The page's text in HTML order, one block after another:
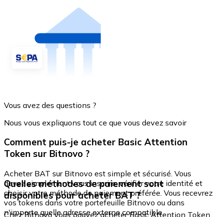
Vous avez des questions ?
Nous vous expliquons tout ce que vous devez savoir
Comment puis-je acheter Basic Attention
Token sur Bitnovo ?
Acheter BAT sur Bitnovo est simple et sécurisé. Vous
devez simplement vous inscrire, vérifier votre identité et
choisir votre méthode de paiement préférée. Vous recevrez
vos tokens dans votre portefeuille Bitnovo ou dans
n'importe quelle adresse externe compatible.
Quelles méthodes de paiement sont
disponibles pour acheter BAT ?
Chez Bitnovo vous pouvez acheter Basic Attention Token